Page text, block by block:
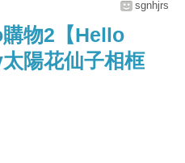
sgnhjrs
物2【Hello
陽花仙子相框